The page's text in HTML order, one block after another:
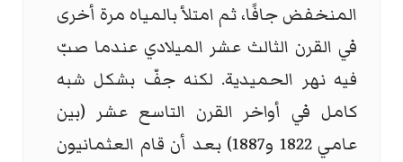
المنخفض جافًا، ثم امتلأ بالمياه مرة أخرى
في القرن الثالث عشر الميلادي عندما صبّ
فيه نهر الحميدية. لكنه جفّ بشكل شبه
كامل في أواخر القرن التاسع عشر (بين
عامي 1822 و1887) بعد أن قام العثمانيون